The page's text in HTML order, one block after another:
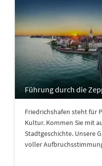
Führung durch die
Friedrichshafen steht für
Kultur. Kommen Sie mit
Stadtgeschichte. Unsere
voller